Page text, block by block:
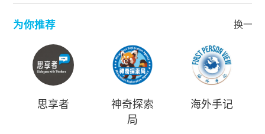
为你推荐 换一批
思享者
神奇探索
局
海外手记